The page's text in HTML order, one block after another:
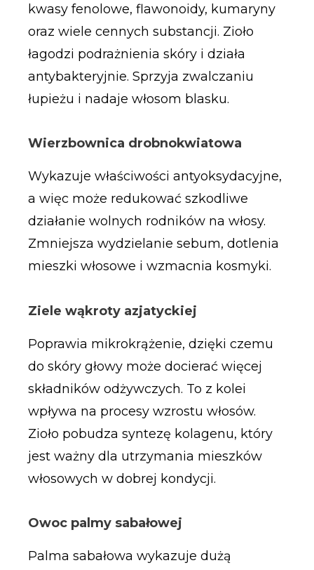
kwasy fenolowe, flawonoidy, kumaryny
oraz wiele cennych substancji. Zioło
łagodzi podrażnienia skóry i działa
antybakteryjnie. Sprzyja zwalczaniu
łupieżu i nadaje włosom blasku.
Wierzbownica drobnokwiatowa
Wykazuje właściwości antyoksydacyjne,
a więc może redukować szkodliwe
działanie wolnych rodników na włosy.
Zmniejsza wydzielanie sebum, dotlenia
mieszki włosowe i wzmacnia kosmyki.
Ziele wąkroty azjatyckiej
Poprawia mikrokrążenie, dzięki czemu
do skóry głowy może docierać więcej
składników odżywczych. To z kolei
wpływa na procesy wzrostu włosów.
Zioło pobudza syntezę kolagenu, który
jest ważny dla utrzymania mieszków
włosowych w dobrej kondycji.
Owoc palmy sabałowej
Palma sabałowa wykazuje dużą